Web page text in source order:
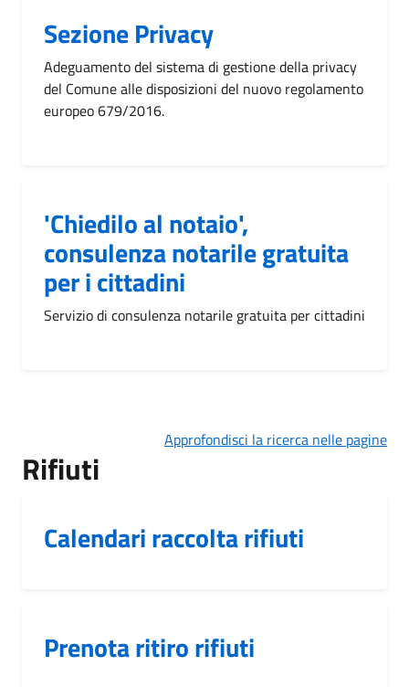
Sezione Privacy
Adeguamento del sistema di gestione della privacy
del Comune alle disposizioni del nuovo regolamento
europeo 679/2016.
'Chiedilo al notaio',
consulenza notarile gratuita
per i cittadini
Servizio di consulenza notarile gratuita per cittadini
Approfondisci la ricerca nelle pagine
Rifiuti
Calendari raccolta rifiuti
Prenota ritiro rifiuti